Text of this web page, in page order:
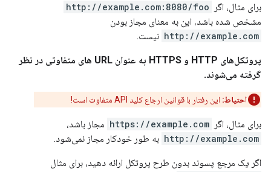
برای مثال، اگر
http://example.com:8080/foo
مشخص شده باشد، این به معنای مجاز بودن
http://example.com نیست.
پروتکل‌های HTTP و HTTPS به عنوان URL های متفاوتی در نظر
گرفته می‌شوند.
احتیاط: این رفتار با قوانین ارجاع کلید API متفاوت است!
برای مثال، اگر https://example.com مجاز باشد،
http://example.com به طور خودکار مجاز نمی‌شود.
اگر یک مرجع پسوند بدون طرح پروتکل ارائه دهید، برای مثال